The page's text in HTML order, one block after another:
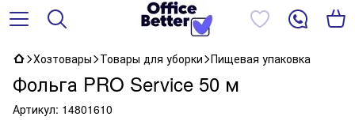
Хозтовары Товары для уборки Пищевая упаковка
Фольга PRO Service 50 м
Артикул: 14801610